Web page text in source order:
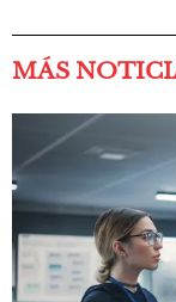
MÁS